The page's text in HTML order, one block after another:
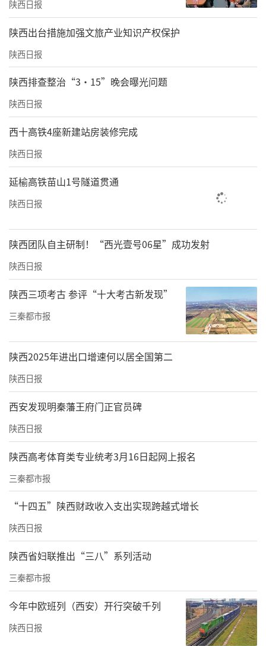
陕西日报
​陕西出台措施加强文旅产业知识产权保护
陕西日报
陕西排查整治“3·15”晚会曝光问题
陕西日报
西十高铁4座新建站房装修完成
陕西日报
延榆高铁苗山1号隧道贯通
陕西日报
陕西团队自主研制！“西光壹号06星”成功发射
陕西日报
陕西三项考古 参评“十大考古新发现”
三秦都市报
陕西2025年进出口增速何以居全国第二
陕西日报
西安发现明秦藩王府门正官员碑
陕西日报
陕西高考体育类专业统考3月16日起网上报名
三秦都市报
“十四五”陕西财政收入支出实现跨越式增长
陕西日报
陕西省妇联推出“三八”系列活动
三秦都市报
今年中欧班列（西安）开行突破千列
陕西日报